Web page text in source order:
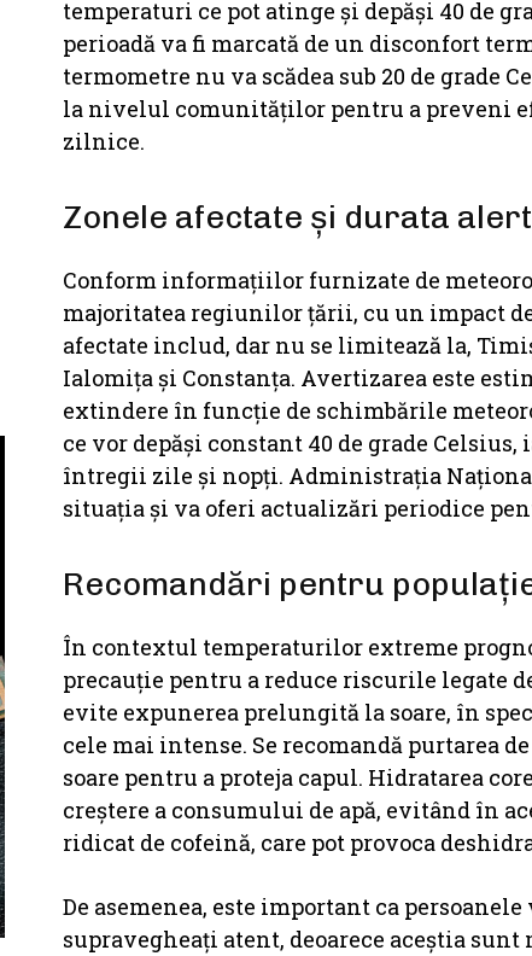
temperaturi ce pot atinge și depăși 40 de
perioadă va fi marcată de un disconfort
termometre nu va scădea sub 20 de grade
la nivelul comunităților pentru a preveni
zilnice.
Zonele afectate și durata
Conform informațiilor furnizate de
majoritatea regiunilor țării, cu un impact
afectate includ, dar nu se limitează la,
Ialomița și Constanța. Avertizarea este
extindere în funcție de schimbările
ce vor depăși constant 40 de grade
întregii zile și nopți. Administrația
situația și va oferi actualizări periodice
Recomandări pentru
În contextul temperaturilor extreme
precauție pentru a reduce riscurile legate
evite expunerea prelungită la soare, în
cele mai intense. Se recomandă purtarea
soare pentru a proteja capul. Hidratarea
creștere a consumului de apă, evitând în
ridicat de cofeină, care pot provoca
De asemenea, este important ca
supravegheați atent, deoarece aceștia